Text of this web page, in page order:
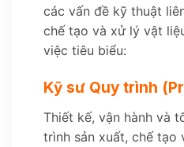
các vấn đề kỹ thuật
chế tạo và xử lý vật
việc tiêu biểu:
Kỹ sư Quy trình
Thiết kế, vận hành và
trình sản xuất, chế tạo